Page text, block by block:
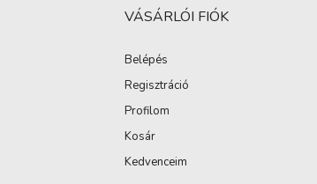
VÁSÁRLÓI FIÓK
Belépés
Regisztráció
Profilom
Kosár
Kedvenceim